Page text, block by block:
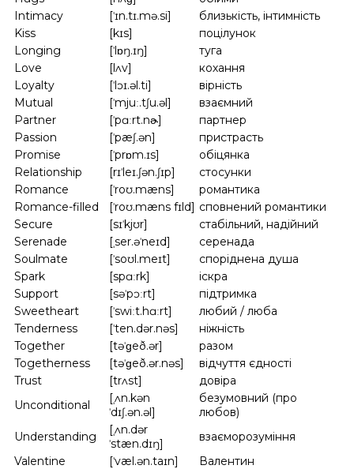
Intimacy
[ˈɪn.tɪ.mə.si]
близькість, інтимність
Kiss
[kɪs]
поцілунок
Longing
[ˈlɒŋ.ɪŋ]
туга
Love
[lʌv]
кохання
Loyalty
[ˈlɔɪ.əl.ti]
вірність
Mutual
[ˈmjuː.tʃu.əl]
взаємний
Partner
[ˈpɑːrt.nɚ]
партнер
Passion
[ˈpæʃ.ən]
пристрасть
Promise
[ˈprɒm.ɪs]
обіцянка
Relationship
[rɪˈleɪ.ʃən.ʃɪp]
стосунки
Romance
[ˈroʊ.mæns]
романтика
Romance-filled
[ˈroʊ.mæns fɪld] сповнений романтики
Secure
[sɪˈkjʊr]
стабільний, надійний
Serenade
[ˌser.əˈneɪd]
серенада
Soulmate
[ˈsoʊl.meɪt]
споріднена душа
Spark
[spɑːrk]
іскра
Support
[səˈpɔːrt]
підтримка
Sweetheart
[ˈswiːt.hɑːrt]
любий / люба
Tenderness
[ˈten.dər.nəs]
ніжність
Together
[təˈɡeð.ər]
разом
Togetherness
[təˈɡeð.ər.nəs]
відчуття єдності
Trust
[trʌst]
довіра
Unconditional
[ˌʌn.kən
ˈdɪʃ.ən.əl]
безумовний (про
любов)
Understanding
[ˌʌn.dər
ˈstæn.dɪŋ]
взаєморозуміння
Valentine
[ˈvæl.ən.taɪn]
Валентин